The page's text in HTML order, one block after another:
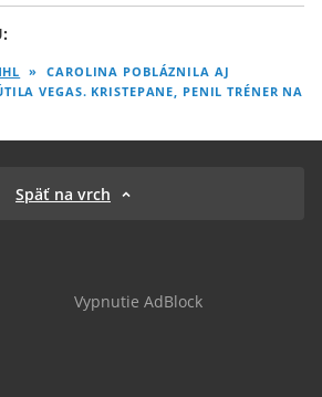
»
CAROLINA POBLÁZNILA AJ
VEGAS. KRISTEPANE, PENIL TRÉNER NA
Späť na vrch
Vypnutie AdBlock